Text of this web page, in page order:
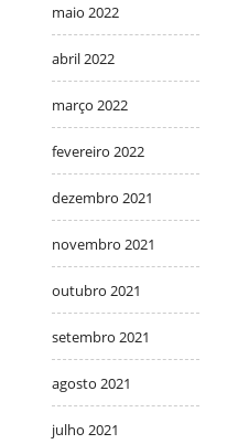
maio 2022
abril 2022
março 2022
fevereiro 2022
dezembro 2021
novembro 2021
outubro 2021
setembro 2021
agosto 2021
julho 2021